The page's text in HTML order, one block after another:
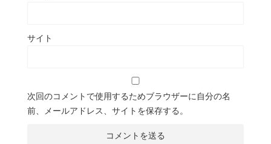
サイト
次回のコメントで使用するためブラウザーに自分の名
前、メールアドレス、サイトを保存する。